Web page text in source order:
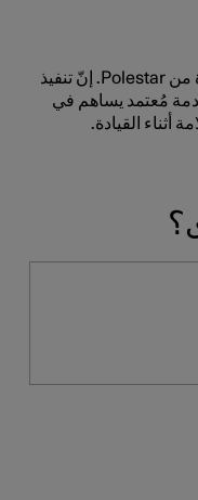
إنّ هذه المواقع هي نقاط خدمة معتمدة من Polestar. إنّ تنفيذ
مُعتمد يساهم في
أثناء القيادة.